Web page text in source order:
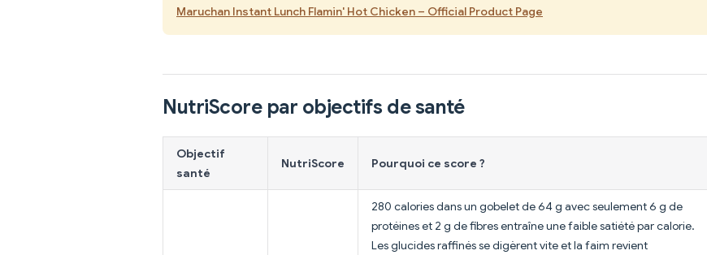
Maruchan Instant Lunch Flamin' Hot Chicken – Official Product Page
NutriScore par objectifs de santé
Objectif
santé
NutriScore Pourquoi ce score ?
280 calories dans un gobelet de 64 g avec seulement 6 g de
protéines et 2 g de fibres entraîne une faible satiété par calorie.
Les glucides raffinés se digèrent vite et la faim revient